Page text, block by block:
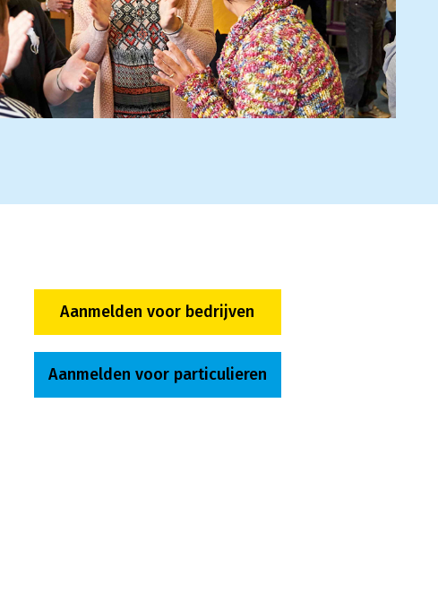
Aanmelden voor bedrijven
Aanmelden voor particulieren